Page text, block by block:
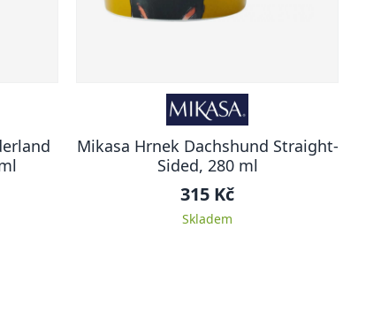
Mikasa Hrnek Dachshund Straight-
Sided, 280 ml
315 Kč
Skladem